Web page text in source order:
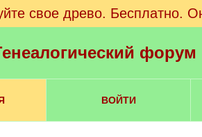
свое древо. Бесплатно.
ВОЙТИ